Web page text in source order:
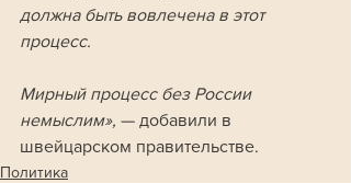
должна быть вовлечена в этот
процесс.
Мирный процесс без России
немыслим», — добавили в
швейцарском правительстве.
Политика